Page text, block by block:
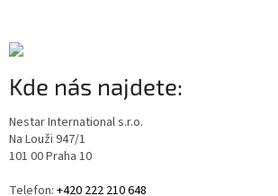
Kde nás najdete:
Nestar International s.r.o.
Na Louži 947/1
101 00 Praha 10
Telefon: +420 222 210 648